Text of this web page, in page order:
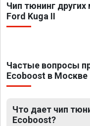
Чип тюнинг
Ford Kuga II
Частые вопросы
Ecoboost в Москве
Что дает чип
Ecoboost?